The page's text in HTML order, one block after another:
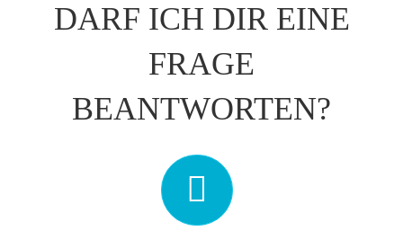
DARF ICH DIR EINE
FRAGE
BEANTWORTEN?